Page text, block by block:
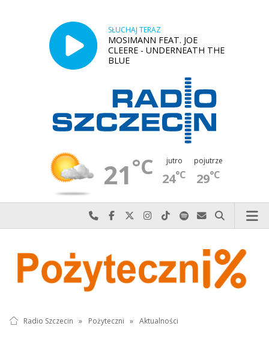
SŁUCHAJ TERAZ
MOSIMANN FEAT. JOE
CLEERE - UNDERNEATH THE
BLUE
21°C jutro
24°C
pojutrze
29°C
Najlepiej po prostu do nas zadzwoń
Odwiedź nas na Facebook-u
Odwiedź nas na X
Odwiedź nas na Instagram-ie
Odwiedź nas na TikTok-u
Szukaj nas na Spotify
Wyślij do nas
Szukaj
Radio Szczecin » Pożyteczni » Aktualności